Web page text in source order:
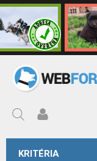
KRITÉRIA